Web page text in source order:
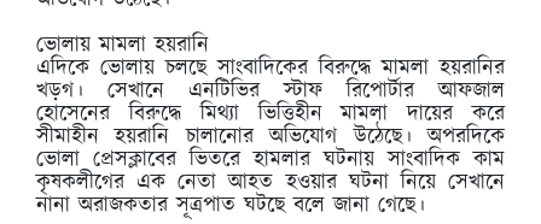
ভোলায় মামলা হয়রানি
এদিকে ভোলায় চলছে সাংবাদিকের বিরুদ্ধে মামলা হয়রানির
খড়গ। সেখানে এনটিভির স্টাফ রিপোর্টার আফজাল
হোসেনের বিরুদ্ধে মিথ্যা ভিত্তিহীন মামলা দায়ের করে
সীমাহীন হয়রানি চালানোর অভিযোগ উঠেছে। অপরদিকে
ভোলা প্রেসক্লাবের ভিতরে হামলার ঘটনায় সাংবাদিক কাম
কৃষকলীগের এক নেতা আহত হওয়ার ঘটনা নিয়ে সেখানে
নানা অরাজকতার সূত্রপাত ঘটছে বলে জানা গেছে।